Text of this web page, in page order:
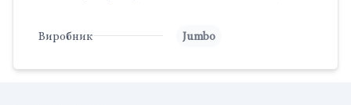
Виробник Jumbo